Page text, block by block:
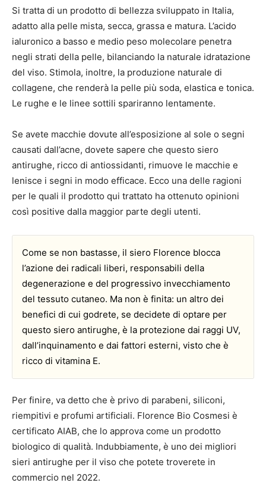
Si tratta di un prodotto di bellezza sviluppato in Italia,
adatto alla pelle mista, secca, grassa e matura. L’acido
ialuronico a basso e medio peso molecolare penetra
negli strati della pelle, bilanciando la naturale idratazione
del viso. Stimola, inoltre, la produzione naturale di
collagene, che renderà la pelle più soda, elastica e tonica.
Le rughe e le linee sottili spariranno lentamente.
Se avete macchie dovute all’esposizione al sole o segni
causati dall’acne, dovete sapere che questo siero
antirughe, ricco di antiossidanti, rimuove le macchie e
lenisce i segni in modo efficace. Ecco una delle ragioni
per le quali il prodotto qui trattato ha ottenuto opinioni
così positive dalla maggior parte degli utenti.
Come se non bastasse, il siero Florence blocca
l’azione dei radicali liberi, responsabili della
degenerazione e del progressivo invecchiamento
del tessuto cutaneo. Ma non è finita: un altro dei
benefici di cui godrete, se decidete di optare per
questo siero antirughe, è la protezione dai raggi UV,
dall’inquinamento e dai fattori esterni, visto che è
ricco di vitamina E.
Per finire, va detto che è privo di parabeni, siliconi,
riempitivi e profumi artificiali. Florence Bio Cosmesi è
certificato AIAB, che lo approva come un prodotto
biologico di qualità. Indubbiamente, è uno dei migliori
sieri antirughe per il viso che potete troverete in
commercio nel 2022.